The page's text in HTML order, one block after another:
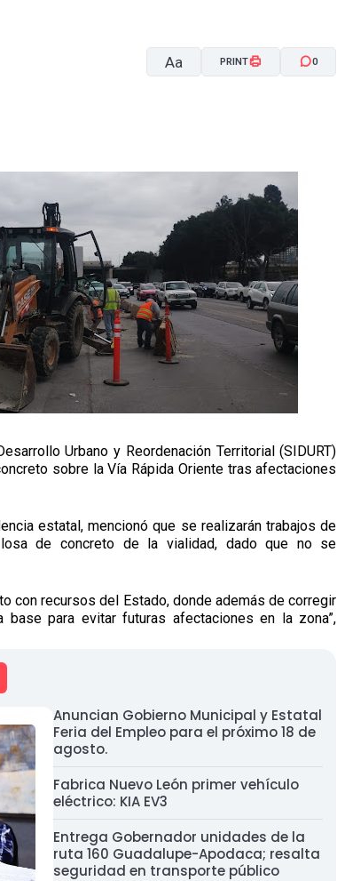
Aa PRINT 0
Urbano y Reordenación Territorial (SIDURT)
sobre la Vía Rápida Oriente tras afectaciones
estatal, mencionó que se realizarán trabajos de
de concreto de la vialidad, dado que no se
con recursos del Estado, donde además de corregir
para evitar futuras afectaciones en la zona”,
Anuncian Gobierno Municipal y Estatal
Feria del Empleo para el próximo 18 de
agosto.
Fabrica Nuevo León primer vehículo
eléctrico: KIA EV3
Entrega Gobernador unidades de la
ruta 160 Guadalupe-Apodaca; resalta
seguridad en transporte público